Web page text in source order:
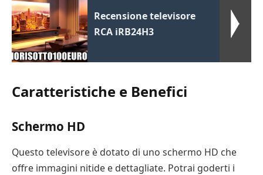
Recensione televisore
RCA iRB24H3
Caratteristiche e Benefici
Schermo HD
Questo televisore è dotato di uno schermo HD che
offre immagini nitide e dettagliate. Potrai goderti i